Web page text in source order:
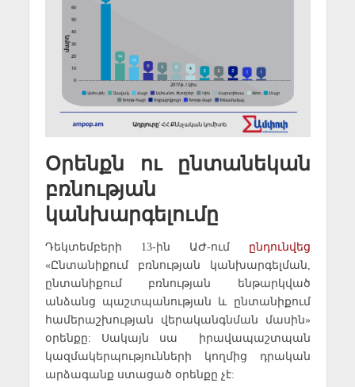
Օրենքն ու ընտանեկան
բռնության
կանխարգելումը
Դեկտեմբերի 13-ին ԱԺ-ում ընդունվեց
«Ընտանիքում բռնության կանխարգելման,
ընտանիքում բռնության ենթարկված
անձանց պաշտպանության և ընտանիքում
համերաշխության վերականգնման մասին»
օրենքը: Սակայն սա իրավապաշտպան
կազմակերպությունների կողմից դրական
արձագանք ստացած օրենքը չէ: